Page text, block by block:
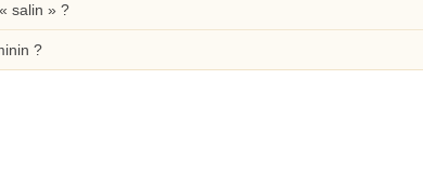
salin » ?
?